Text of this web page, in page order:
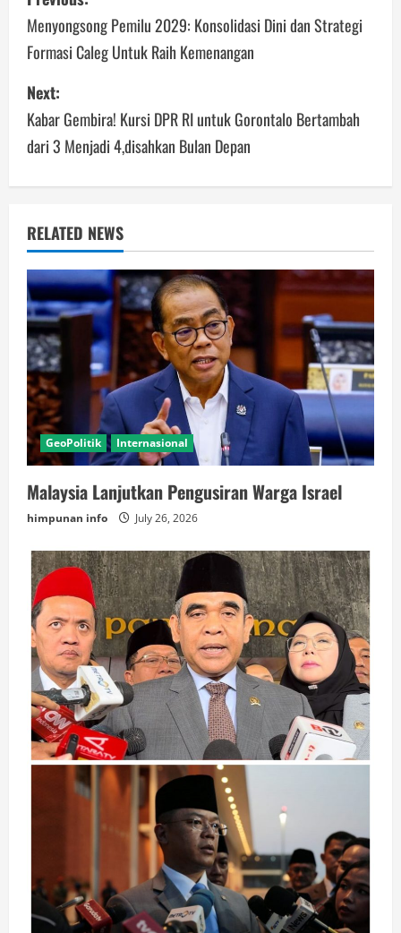
navigation
Menyongsong Pemilu 2029: Konsolidasi Dini dan Strategi
Formasi Caleg Untuk Raih Kemenangan
Next:
Kabar Gembira! Kursi DPR RI untuk Gorontalo Bertambah
dari 3 Menjadi 4,disahkan Bulan Depan
RELATED NEWS
GeoPolitik Internasional
Malaysia Lanjutkan Pengusiran Warga Israel
himpunan info July 26, 2026